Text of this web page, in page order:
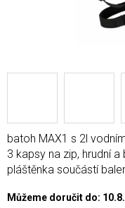
Můžeme doručit do:
batoh MAX1 s 2l
3 kapsy na zip, hrudní
pláštěnka součástí